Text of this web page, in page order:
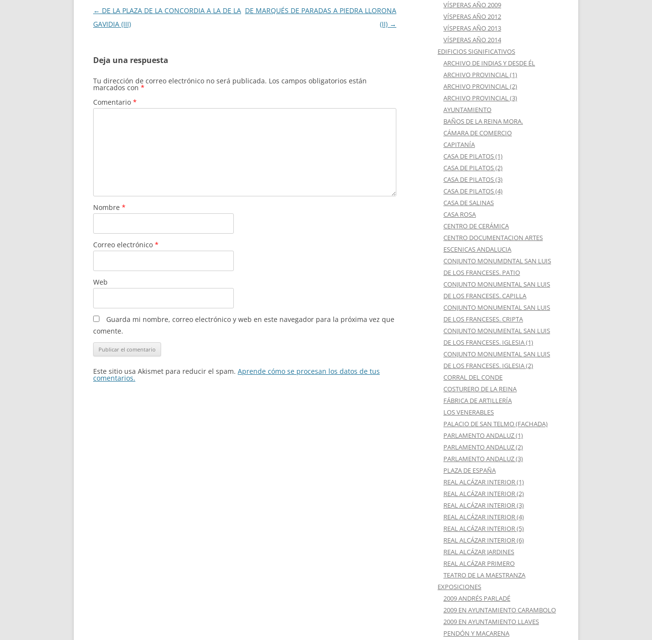
Navegación
de
← DE LA PLAZA DE LA CONCORDIA A LA DE LA
GAVIDIA (III)
DE MARQUÉS DE PARADAS A PIEDRA LLORONA
(II) →
Deja una respuesta
Tu dirección de correo electrónico no será publicada. Los campos obligatorios están
marcados con *
Comentario *
Nombre *
Correo electrónico *
Web
Guarda mi nombre, correo electrónico y web en este navegador para la próxima vez que
comente.
Este sitio usa Akismet para reducir el spam. Aprende cómo se procesan los datos de tus
comentarios.
VÍSPERAS AÑO 2009
VÍSPERAS AÑO 2012
VÍSPERAS AÑO 2013
VÍSPERAS AÑO 2014
EDIFICIOS SIGNIFICATIVOS
ARCHIVO DE INDIAS Y DESDE ÉL
ARCHIVO PROVINCIAL (1)
ARCHIVO PROVINCIAL (2)
ARCHIVO PROVINCIAL (3)
AYUNTAMIENTO
BAÑOS DE LA REINA MORA.
CÁMARA DE COMERCIO
CAPITANÍA
CASA DE PILATOS (1)
CASA DE PILATOS (2)
CASA DE PILATOS (3)
CASA DE PILATOS (4)
CASA DE SALINAS
CASA ROSA
CENTRO DE CERÁMICA
CENTRO DOCUMENTACION ARTES
ESCENICAS ANDALUCIA
CONJUNTO MONUMDNTAL SAN LUIS
DE LOS FRANCESES. PATIO
CONJUNTO MONUMENTAL SAN LUIS
DE LOS FRANCESES. CAPILLA
CONJUNTO MONUMENTAL SAN LUIS
DE LOS FRANCESES. CRIPTA
CONJUNTO MONUMENTAL SAN LUIS
DE LOS FRANCESES. IGLESIA (1)
CONJUNTO MONUMENTAL SAN LUIS
DE LOS FRANCESES. IGLESIA (2)
CORRAL DEL CONDE
COSTURERO DE LA REINA
FÁBRICA DE ARTILLERÍA
LOS VENERABLES
PALACIO DE SAN TELMO (FACHADA)
PARLAMENTO ANDALUZ (1)
PARLAMENTO ANDALUZ (2)
PARLAMENTO ANDALUZ (3)
PLAZA DE ESPAÑA
REAL ALCÁZAR INTERIOR (1)
REAL ALCÁZAR INTERIOR (2)
REAL ALCÁZAR INTERIOR (3)
REAL ALCÁZAR INTERIOR (4)
REAL ALCÁZAR INTERIOR (5)
REAL ALCÁZAR INTERIOR (6)
REAL ALCÁZAR JARDINES
REAL ALCÁZAR PRIMERO
TEATRO DE LA MAESTRANZA
EXPOSICIONES
2009 ANDRÉS PARLADÉ
2009 EN AYUNTAMIENTO CARAMBOLO
2009 EN AYUNTAMIENTO LLAVES
PENDÓN Y MACARENA